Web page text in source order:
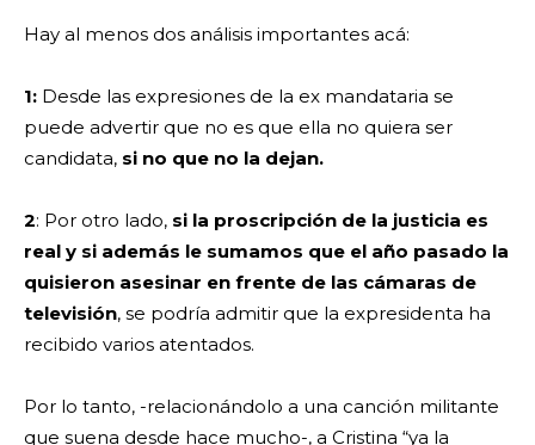
Hay al menos dos análisis importantes acá:
1: Desde las expresiones de la ex mandataria se
puede advertir que no es que ella no quiera ser
candidata, si no que no la dejan.
2: Por otro lado, si la proscripción de la justicia es
real y si además le sumamos que el año pasado la
quisieron asesinar en frente de las cámaras de
televisión, se podría admitir que la expresidenta ha
recibido varios atentados.
Por lo tanto, -relacionándolo a una canción militante
que suena desde hace mucho-, a Cristina “ya la